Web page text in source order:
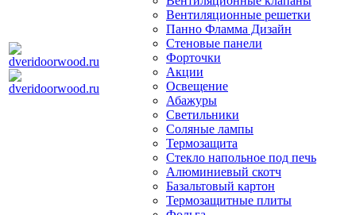
Вентиляционные решетки
Панно Фламма Дизайн
Стеновые панели
Форточки
Акции
Освещение
Абажуры
Светильники
Соляные лампы
Термозащита
Стекло напольное под печь
Алюминиевый скотч
Базальтовый картон
Термозащитные плиты